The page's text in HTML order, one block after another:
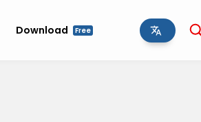
Download Free